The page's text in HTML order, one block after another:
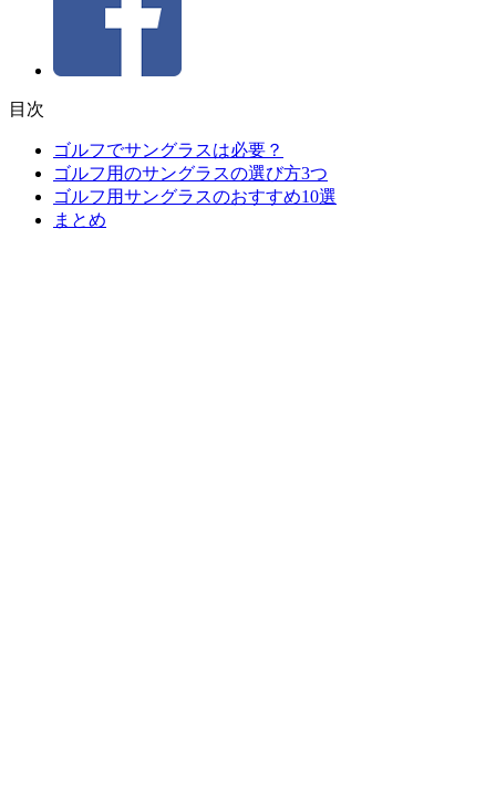
目次
ゴルフでサングラスは必要？
ゴルフ用のサングラスの選び方3つ
ゴルフ用サングラスのおすすめ10選
まとめ